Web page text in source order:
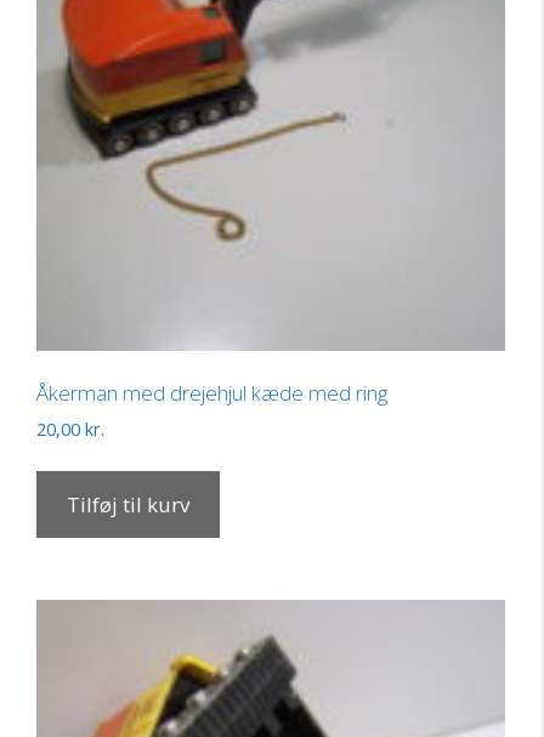
Åkerman med drejehjul kæde med ring
20,00 kr.
Tilføj til kurv